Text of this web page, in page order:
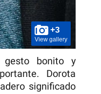
+3
View gallery
bonito y
Dorota
significado